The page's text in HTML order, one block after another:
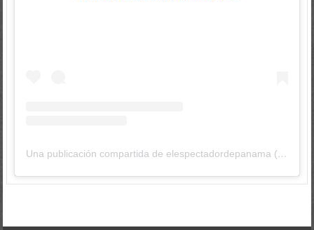
Una publicación compartida de elespectadordepanama (@elespectadordepanama)